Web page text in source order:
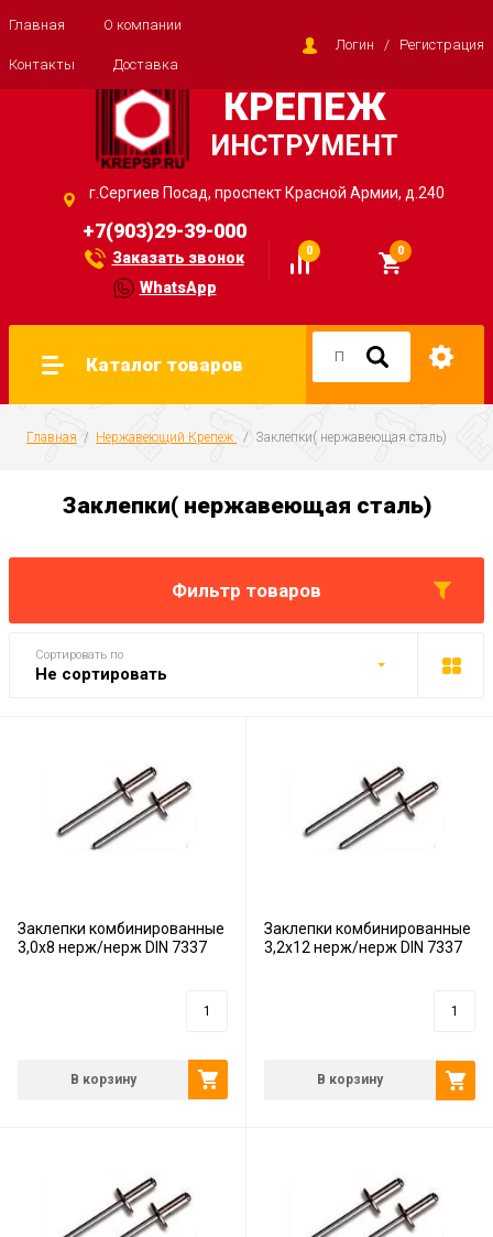
Главная О компании
Контакты Доставка
Логин / Регистрация
КРЕПЕЖ
ИНСТРУМЕНТ
г.Сергиев Посад, проспект Красной Армии, д.240
+7(903)29-39-000
Заказать звонок
WhatsApp
0 0
Каталог товаров
Главная
  /
Нержавеющий Крепеж
  /  Заклепки( нержавеющая сталь)
Заклепки( нержавеющая сталь)
Фильтр товаров
Сортировать по
Не сортировать
Заклепки комбинированные
3,0х8 нерж/нерж DIN 7337
В корзину
Заклепки комбинированные
3,2х12 нерж/нерж DIN 7337
В корзину